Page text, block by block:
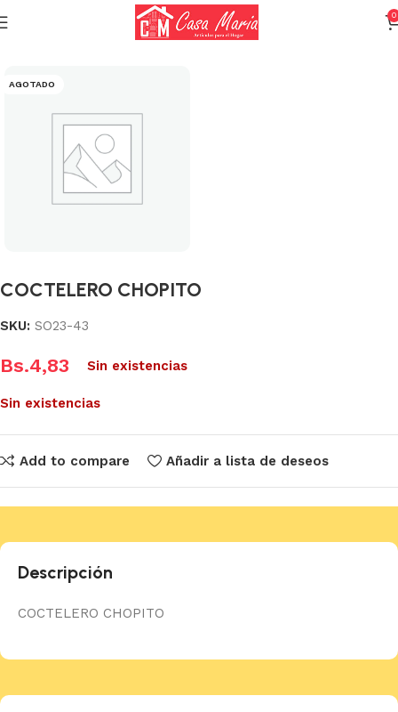
0
Varios (Menaje)
AGOTADO
COCTELERO CHOPITO
SKU: SO23-43
Bs.4,83 Sin existencias
Sin existencias
Add to compare Añadir a lista de deseos
Descripción
COCTELERO CHOPITO